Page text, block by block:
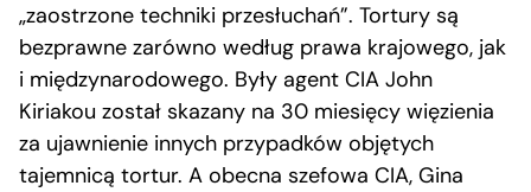
„zaostrzone techniki przesłuchań”. Tortury są
bezprawne zarówno według prawa krajowego, jak
i międzynarodowego. Były agent CIA John
Kiriakou został skazany na 30 miesięcy więzienia
za ujawnienie innych przypadków objętych
tajemnicą tortur. A obecna szefowa CIA, Gina